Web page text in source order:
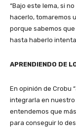
“Bajo este lema, si
hacerlo, tomaremos
porque sabemos
hasta haberlo
APRENDIENDO DE
En opinión de Crobu
integrarla en
entendemos que
para conseguir lo